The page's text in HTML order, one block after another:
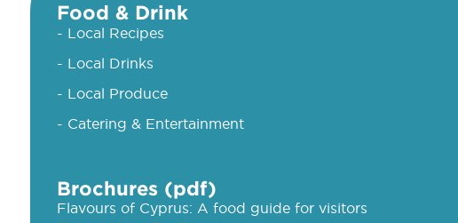
Food & Drink
- Local Recipes
- Local Drinks
- Local Produce
- Catering & Entertainment
Brochures (pdf)
Flavours of Cyprus: A food guide for visitors